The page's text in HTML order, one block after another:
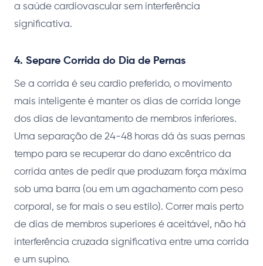
a saúde cardiovascular sem interferência
significativa.
4. Separe Corrida do Dia de Pernas
Se a corrida é seu cardio preferido, o movimento
mais inteligente é manter os dias de corrida longe
dos dias de levantamento de membros inferiores.
Uma separação de 24-48 horas dá às suas pernas
tempo para se recuperar do dano excêntrico da
corrida antes de pedir que produzam força máxima
sob uma barra (ou em um agachamento com peso
corporal, se for mais o seu estilo). Correr mais perto
de dias de membros superiores é aceitável, não há
interferência cruzada significativa entre uma corrida
e um supino.